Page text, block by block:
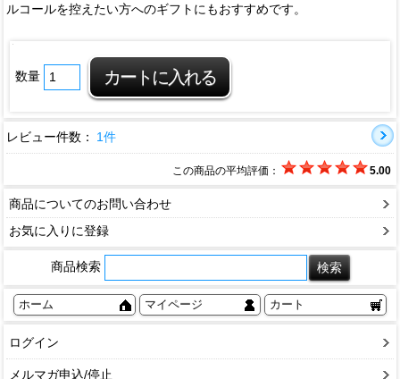
ルコールを控えたい方へのギフトにもおすすめです。
数量
レビュー件数： 1件
この商品の平均評価： 5.00
商品についてのお問い合わせ
お気に入りに登録
商品検索
ホーム マイページ カート
ログイン
メルマガ申込/停止